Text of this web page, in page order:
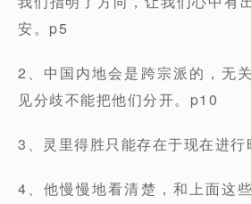
安。p5
2、中国内地会是跨宗派的，无
见分歧不能把他们分开。p10
3、灵里得胜只能存在于现在进行
4、他慢慢地看清楚，和上面这